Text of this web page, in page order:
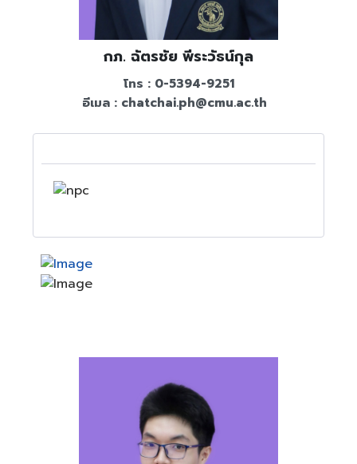
กภ. ฉัตรชัย พีระวัธน์กุล
โทร : 0-5394-9251
อีเมล : chatchai.ph@cmu.ac.th